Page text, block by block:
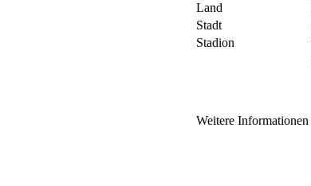
Land
Stadt
Stadion
Weitere Informationen